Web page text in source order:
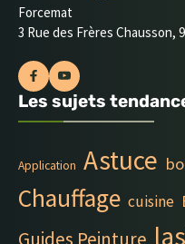
Forcemat
3 Rue des Frères Chausson,
Les sujets
Application Astuce
Chauffage cuisine
Guides Peinture